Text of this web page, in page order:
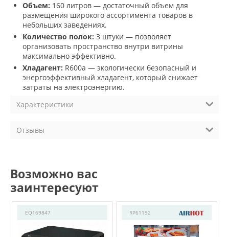
Объем: 160 литров — достаточный объем для
размещения широкого ассортимента товаров в
небольших заведениях.
Количество полок: 3 штуки — позволяет
организовать пространство внутри витрины
максимально эффективно.
Хладагент: R600a — экологически безопасный и
энергоэффективный хладагент, который снижает
затраты на электроэнергию.
Характеристики
Отзывы
Возможно вас
заинтересуют
EQ169847 RP61192